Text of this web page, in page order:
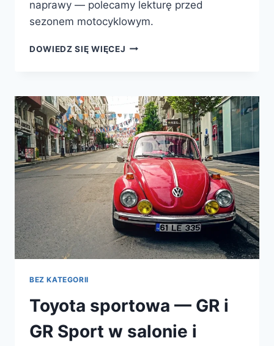
naprawy — polecamy lekturę przed
sezonem motocyklowym.
DOWIEDZ SIĘ WIĘCEJ CZĘŚCI
KOMARA
ROMETA
—
PASKI
NAPĘDOWE
I
CEWKI
BEZ KATEGORII
Toyota sportowa — GR i
GR Sport w salonie i